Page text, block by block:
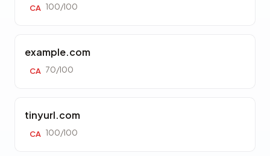
CA 100/100
example.com
CA 70/100
tinyurl.com
CA 100/100